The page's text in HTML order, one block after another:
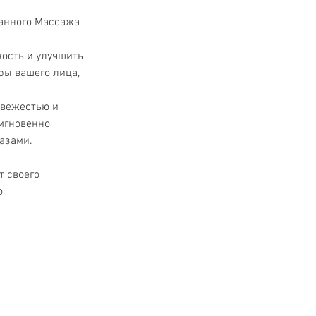
Массажа
и улучшить
вашего лица,
и
своего